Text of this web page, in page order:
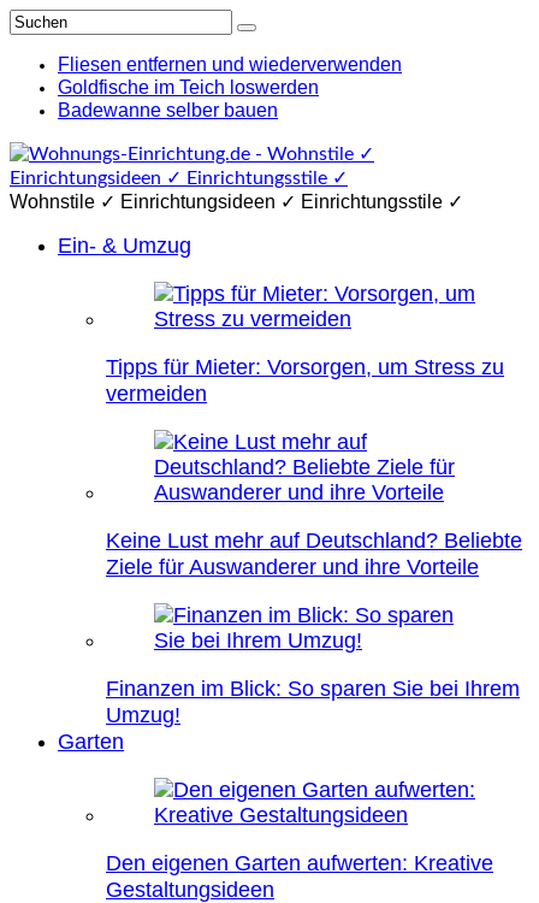
Fliesen entfernen und wiederverwenden
Goldfische im Teich loswerden
Badewanne selber bauen
Wohnstile ✓ Einrichtungsideen ✓ Einrichtungsstile ✓
Ein- & Umzug
Tipps für Mieter: Vorsorgen, um Stress zu
vermeiden
Keine Lust mehr auf Deutschland? Beliebte
Ziele für Auswanderer und ihre Vorteile
Finanzen im Blick: So sparen Sie bei Ihrem
Umzug!
Garten
Den eigenen Garten aufwerten: Kreative
Gestaltungsideen